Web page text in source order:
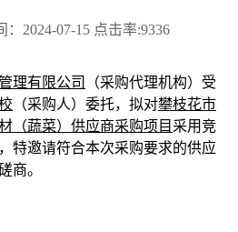
2024-07-15 点击率:9336
理有限公司
（采购代理机构）受
（采购人） 委托，拟对攀枝花市
（蔬菜）供应商采购项目 采用竞
特邀请符合本次采购要求的供应
商。